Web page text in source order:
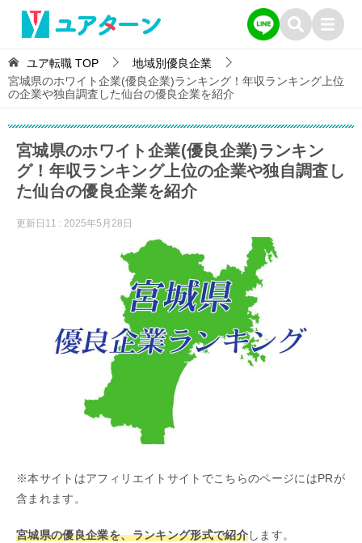
ユア転職 TOP
地域別優良企業
宮城県のホワイト企業(優良企業)ランキング！年収ランキング上位
の企業や独自調査した仙台の優良企業を紹介
宮城県のホワイト企業(優良企業)ランキン
グ！年収ランキング上位の企業や独自調査し
た仙台の優良企業を紹介
更新日11 : 2025年5月28日
※本サイトはアフィリエイトサイトでこちらのページにはPRが
含まれます。
宮城県の優良企業を、ランキング形式で紹介します。